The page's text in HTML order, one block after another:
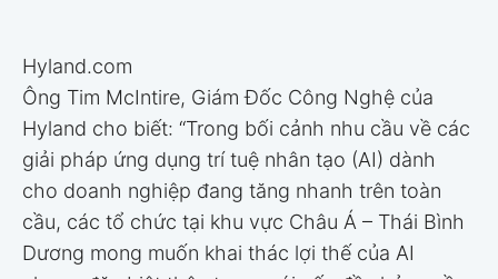
Hyland.com
Ông Tim McIntire, Giám Đốc Công Nghệ của
Hyland cho biết: “Trong bối cảnh nhu cầu về các
giải pháp ứng dụng trí tuệ nhân tạo (AI) dành
cho doanh nghiệp đang tăng nhanh trên toàn
cầu, các tổ chức tại khu vực Châu Á – Thái Bình
Dương mong muốn khai thác lợi thế của AI